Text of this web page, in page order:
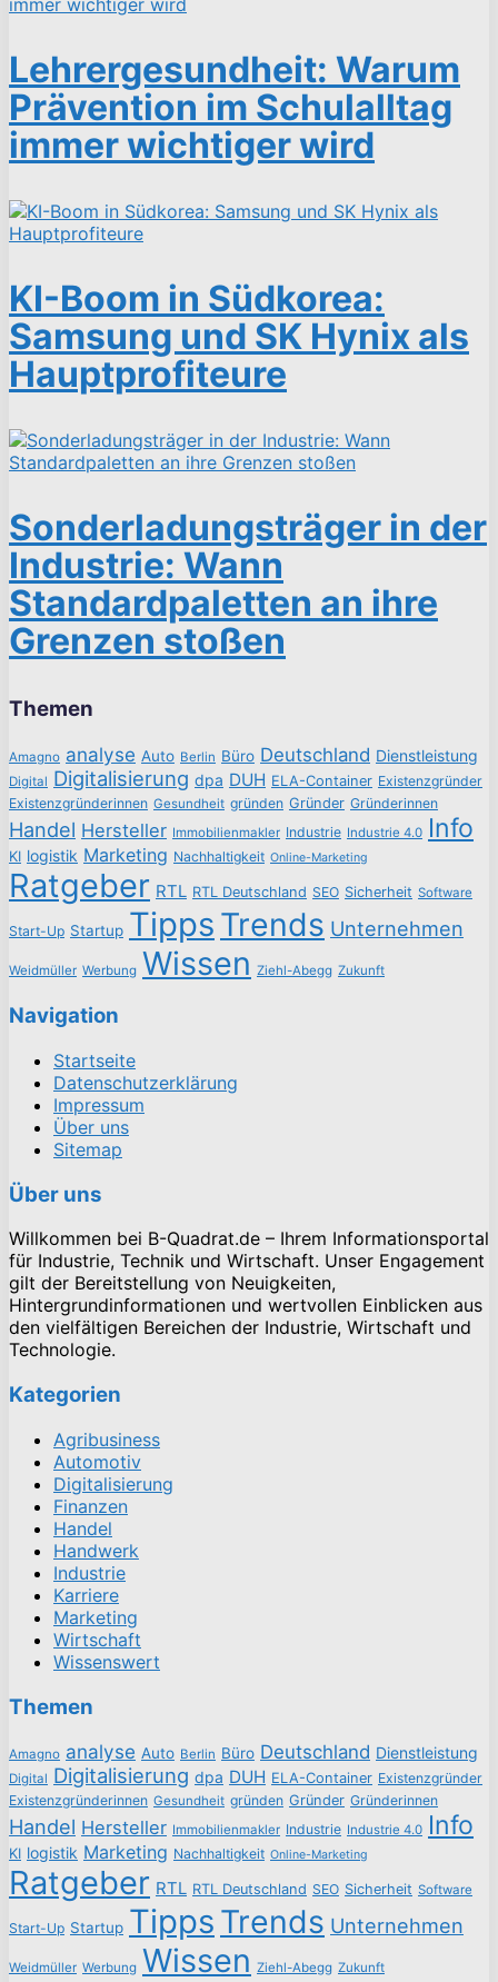
Lehrergesundheit: Warum
Prävention im Schulalltag
immer wichtiger wird
KI-Boom in Südkorea:
Samsung und SK Hynix als
Hauptprofiteure
Sonderladungsträger in der
Industrie: Wann
Standardpaletten an ihre
Grenzen stoßen
Themen
Amagno analyse Auto Berlin Büro Deutschland Dienstleistung
Digital Digitalisierung dpa DUH ELA-Container Existenzgründer
Existenzgründerinnen Gesundheit gründen Gründer Gründerinnen
Handel Hersteller Immobilienmakler Industrie Industrie 4.0 Info
KI logistik Marketing Nachhaltigkeit Online-Marketing
Ratgeber RTL RTL Deutschland SEO Sicherheit Software
Start-Up Startup Tipps Trends Unternehmen
Weidmüller Werbung Wissen Ziehl-Abegg Zukunft
Navigation
Startseite
Datenschutzerklärung
Impressum
Über uns
Sitemap
Über uns
Willkommen bei B-Quadrat.de – Ihrem Informationsportal
für Industrie, Technik und Wirtschaft. Unser Engagement
gilt der Bereitstellung von Neuigkeiten,
Hintergrundinformationen und wertvollen Einblicken aus
den vielfältigen Bereichen der Industrie, Wirtschaft und
Technologie.
Kategorien
Agribusiness
Automotiv
Digitalisierung
Finanzen
Handel
Handwerk
Industrie
Karriere
Marketing
Wirtschaft
Wissenswert
Themen
Amagno analyse Auto Berlin Büro Deutschland Dienstleistung
Digital Digitalisierung dpa DUH ELA-Container Existenzgründer
Existenzgründerinnen Gesundheit gründen Gründer Gründerinnen
Handel Hersteller Immobilienmakler Industrie Industrie 4.0 Info
KI logistik Marketing Nachhaltigkeit Online-Marketing
Ratgeber RTL RTL Deutschland SEO Sicherheit Software
Start-Up Startup Tipps Trends Unternehmen
Weidmüller Werbung Wissen Ziehl-Abegg Zukunft